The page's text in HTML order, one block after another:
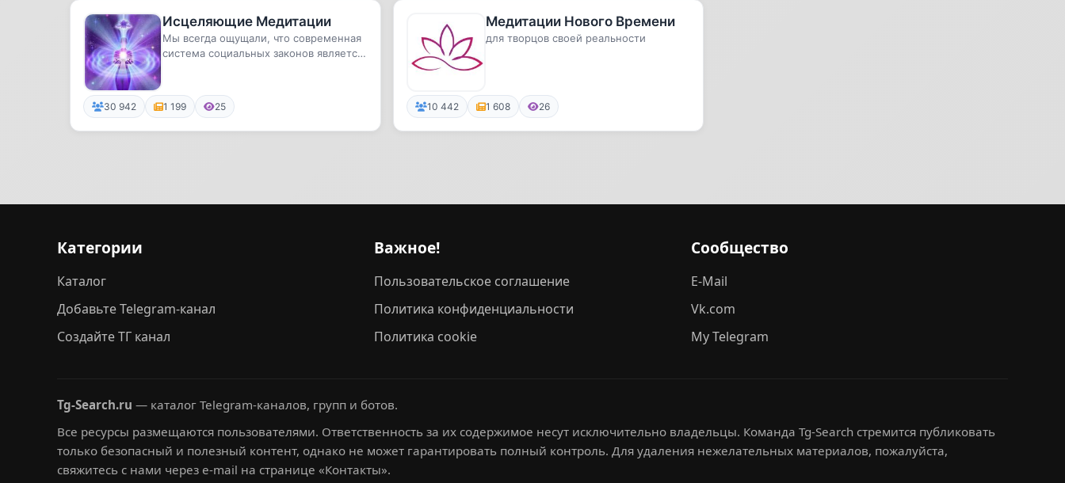
Исцеляющие Медитации
Мы всегда ощущали, что современная
система социальных законов является
30 942 1 199 25
Медитации Нового Времени ️
для творцов своей реальности
10 442 1 608 26
Категории
Каталог
Добавьте Telegram-канал
Создайте ТГ канал
Важное!
Пользовательское соглашение
Политика конфиденциальности
Политика cookie
Сообщество
E-Mail
Vk.com
My Telegram
Tg-Search.ru — каталог Telegram-каналов, групп и ботов.
Все ресурсы размещаются пользователями. Ответственность за их содержимое несут исключительно владельцы. Команда Tg-Search стремится публиковать
только безопасный и полезный контент, однако не может гарантировать полный контроль. Для удаления нежелательных материалов, пожалуйста,
свяжитесь с нами через e-mail на странице «Контакты».